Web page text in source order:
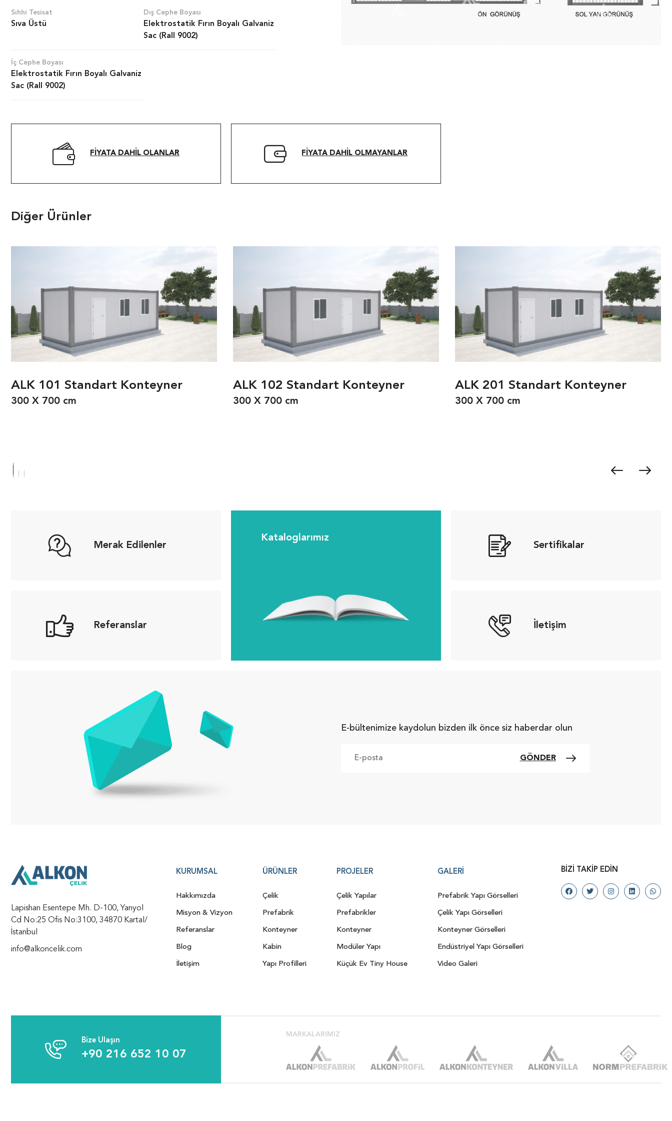
Sıhhi Tesisat
Sıva Üstü
Dış Cephe Boyası
Elektrostatik Fırın Boyalı Galvaniz
Sac (Rall 9002)
İç Cephe Boyası
Elektrostatik Fırın Boyalı Galvaniz
Sac (Rall 9002)
FIYATA DAHIL OLANLAR FIYATA DAHIL OLMAYANLAR
Diğer Ürünler
ALK 101 Standart Konteyner
300 X 700 cm
ALK 102 Standart Konteyner
300 X 700 cm
ALK 201 Standart Konteyner
300 X 700 cm
Merak Edilenler
Referanslar
Kataloglarımız
Sertifikalar
İletişim
E-bültenimize kaydolun bizden ilk önce siz haberdar olun
GÖNDER
Lapishan Esentepe Mh. D-100, Yanyol
Cd No:25 Ofis No:3100, 34870 Kartal/
İstanbul
info@alkoncelik.com
KURUMSAL
Hakkımızda
Misyon & Vizyon
Referanslar
Blog
İletişim
ÜRÜNLER
Çelik
Prefabrik
Konteyner
Kabin
Yapı Profilleri
PROJELER
Çelik Yapılar
Prefabrikler
Konteyner
Modüler Yapı
Küçük Ev Tiny House
GALERI
Prefabrik Yapı Görselleri
Çelik Yapı Görselleri
Konteyner Görselleri
Endüstriyel Yapı Görselleri
Video Galeri
BIZI TAKIP EDIN
Bize Ulaşın
+90 216 652 10 07
MARKALARIMIZ